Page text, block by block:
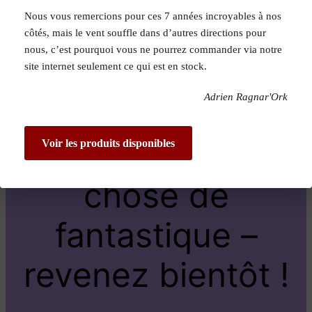
Pardon pour le
dérangement !
Nous travaillons
sur quelque
chose de
fantastique –
revenez bientôt !
Nous vous remercions pour ces 7 années incroyables à nos
côtés, mais le vent souffle dans d’autres directions pour
nous, c’est pourquoi vous ne pourrez commander via notre
site internet seulement ce qui est en stock.
Adrien Ragnar'Ork
Voir les produits disponibles